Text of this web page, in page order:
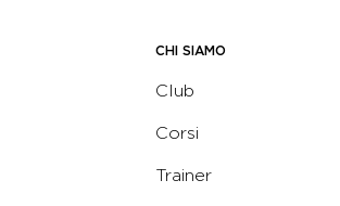
CHI SIAMO
Club
Corsi
Trainer